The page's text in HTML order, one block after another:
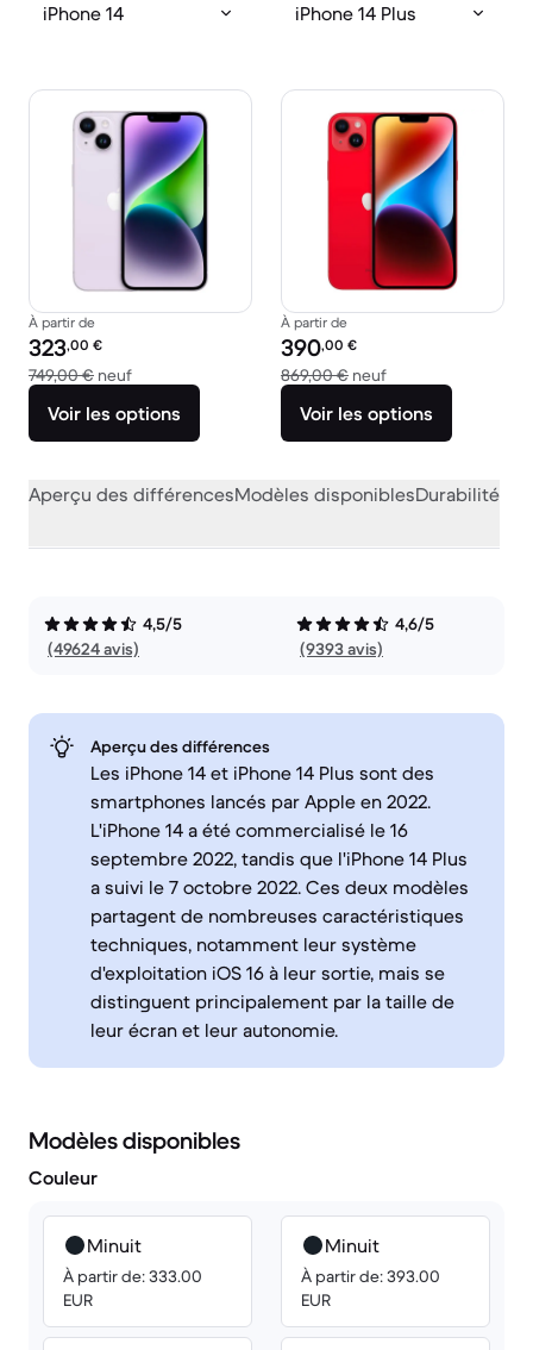
iPhone 14 iPhone 14 Plus
À partir de
Prix reconditionné :
323,00 €
749,00 € neufcontre 749,00 € neuf
Voir les options
À partir de
Prix reconditionné :
390,00 €
869,00 € neufcontre 869,00 €
Voir les options
Aperçu des différencesModèles disponiblesDurabilité
4,5/5
(49624 avis)
4,6/5
(9393 avis)
Aperçu des différences
Les iPhone 14 et iPhone 14 Plus sont des
smartphones lancés par Apple en 2022.
L'iPhone 14 a été commercialisé le 16
septembre 2022, tandis que l'iPhone 14 Plus
a suivi le 7 octobre 2022. Ces deux modèles
partagent de nombreuses caractéristiques
techniques, notamment leur système
d'exploitation iOS 16 à leur sortie, mais se
distinguent principalement par la taille de
leur écran et leur autonomie.
Modèles disponibles
Couleur
Minuit
À partir de: 333.00
EUR
Minuit
À partir de: 393.00
EUR